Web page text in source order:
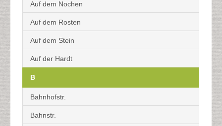
Auf dem Nochen
Auf dem Rosten
Auf dem Stein
Auf der Hardt
B
Bahnhofstr.
Bahnstr.